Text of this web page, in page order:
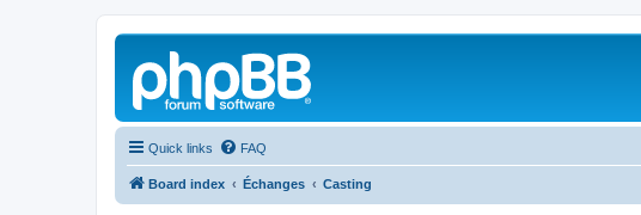
Quick links FAQ
Board index Échanges Casting